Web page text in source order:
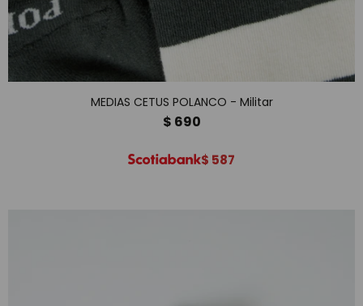
MEDIAS CETUS POLANCO - Militar
$ 690
$ 587